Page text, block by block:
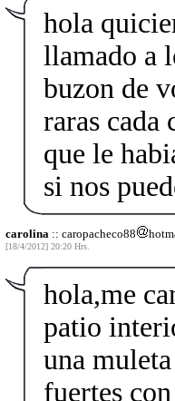
hola
llamado a
buzon de
raras cada
que le
si nos
carolina :: caropacheco88
[18/4/2012] 20:20 Hrs.
hola,me
patio
una
fuertes